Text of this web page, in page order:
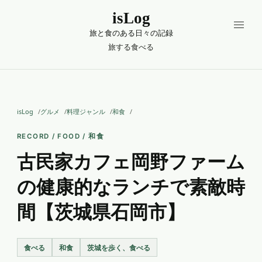
isLog
旅と食のある日々の記録
旅する食べる
isLog グルメ 料理ジャンル 和食
RECORD / FOOD / 和食
古民家カフェ岡野ファーム
の健康的なランチで素敵時
間【茨城県石岡市】
食べる 和食 茨城を歩く、食べる